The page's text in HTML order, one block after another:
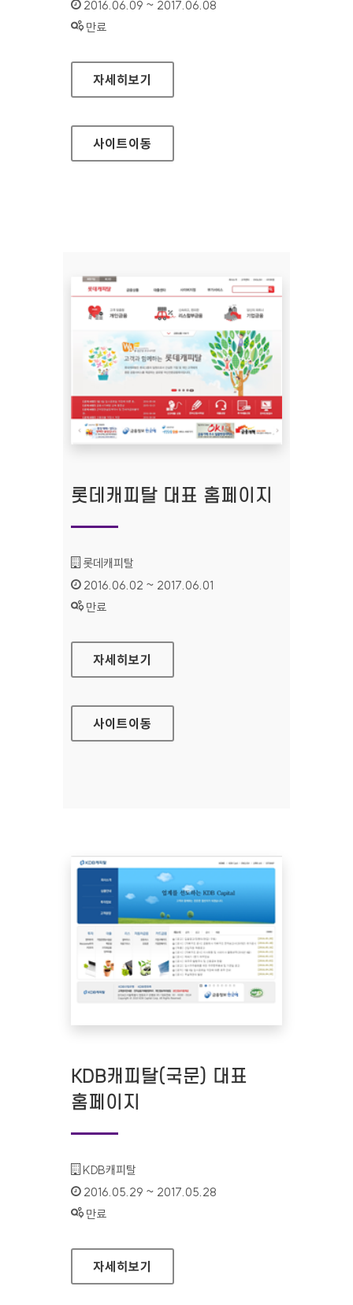
인증기간 :
2016.06.09 ~ 2017.06.08
상태 :
만료
경기중소기업종합지원센터 대표 홈페이지
자세히보기
사이트이동
롯데캐피탈 대표 홈페이지
기관명 :
롯데캐피탈
인증기간 :
2016.06.02 ~ 2017.06.01
상태 :
만료
롯데캐피탈 대표 홈페이지
자세히보기
사이트이동
KDB캐피탈(국문) 대표
홈페이지
기관명 :
KDB캐피탈
인증기간 :
2016.05.29 ~ 2017.05.28
상태 :
만료
KDB캐피탈(국문) 대표 홈페이지
자세히보기